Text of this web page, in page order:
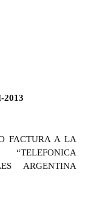
2013
FACTURA A LA
“TELEFONICA
ARGENTINA